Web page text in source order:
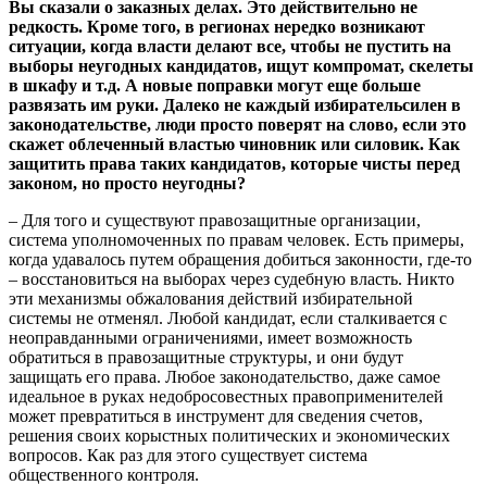
Вы сказали о заказных делах. Это действительно не
редкость. Кроме того, в регионах нередко возникают
ситуации, когда власти делают все, чтобы не пустить на
выборы неугодных кандидатов, ищут компромат, скелеты
в шкафу и т.д. А новые поправки могут еще больше
развязать им руки. Далеко не каждый избирательсилен в
законодательстве, люди просто поверят на слово, если это
скажет облеченный властью чиновник или силовик. Как
защитить права таких кандидатов, которые чисты перед
законом, но просто неугодны?
– Для того и существуют правозащитные организации,
система уполномоченных по правам человек. Есть примеры,
когда удавалось путем обращения добиться законности, где-то
– восстановиться на выборах через судебную власть. Никто
эти механизмы обжалования действий избирательной
системы не отменял. Любой кандидат, если сталкивается с
неоправданными ограничениями, имеет возможность
обратиться в правозащитные структуры, и они будут
защищать его права. Любое законодательство, даже самое
идеальное в руках недобросовестных правоприменителей
может превратиться в инструмент для сведения счетов,
решения своих корыстных политических и экономических
вопросов. Как раз для этого существует система
общественного контроля.